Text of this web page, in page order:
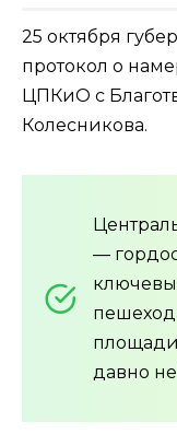
25 октября
протокол о
ЦПКиО с
Колесникова.
—
давно